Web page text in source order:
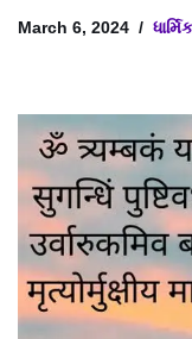
March 6, 2024